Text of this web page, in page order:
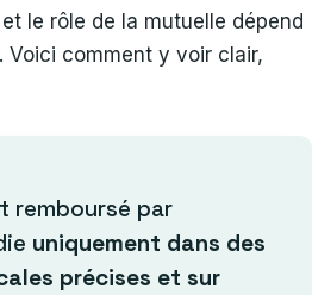
le rôle de la mutuelle dépend
Voici comment y voir clair,
remboursé par
uniquement dans des
précises et sur